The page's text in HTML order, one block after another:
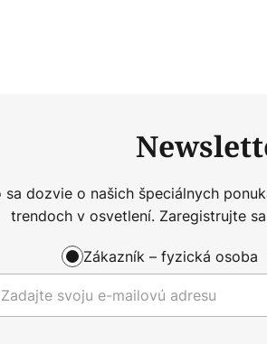
dozvie o našich špeciálnych
trendoch v osvetlení. Zaregistrujte
Zákazník – fyzická osoba